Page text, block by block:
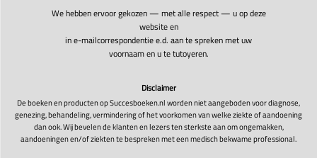
We hebben ervoor gekozen — met alle respect — u op deze
website en
in e-mailcorrespondentie e.d. aan te spreken met uw
voornaam en u te tutoyeren.
Disclaimer
De boeken en producten op Succesboeken.nl worden niet aangeboden voor diagnose,
genezing, behandeling, vermindering of het voorkomen van welke ziekte of aandoening
dan ook. Wij bevelen de klanten en lezers ten sterkste aan om ongemakken,
aandoeningen en/of ziekten te bespreken met een medisch bekwame professional.